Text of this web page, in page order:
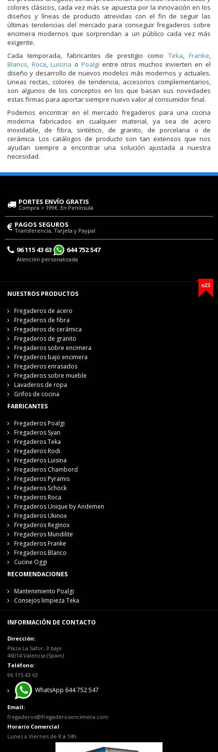
colores clásicos, cada vez más se apuesta por la innovación en los
diseños y líneas de producto atrevidas con el fin de seguir las
últimas tendencias del mercado para conseguir fregaderos sobre
encimera modernos que sorprendan a un público cada vez más
exigente.
Cada temporada, fabricantes de prestigio como Teka,Franke,
Blanco, Roca, Luisina o Poalgi entre otros muchos invierten en el
diseño y desarrollo de nuevos modelos más modernos y actuales.
Lineas rectas, colores de tendencia, accesorios complementarios,
son algunos de los conceptos en los que basan sus novedades
estas firmas para aportar siempre nuevo valor al consumidor final.
Podemos encontrar en el mercado fregaderos para una cocina
moderna fabricados en cualquier material, ya sea de acero
inoxidable, de fibra, sintético, de granito, de porcelana o de
cerámica. Los catálogos de producto son tan extensos que nos
ayudan siempre a encontrar una solución ajustada a nuestra
necesidad.
PORTES ENVÍO GRATIS
Compra > 199€. En Península
PAGOS SEGUROS
Transferencia, Tarjeta y Paypal
96 115 43 63 644 752 547
Atención personalizada
e23
NUESTROS PRODUCTOS
Fregaderos de acero
Fregaderos de fibra
Fregaderos de cerámica
Fregaderos de granito
Fregaderos sobre encimera
Fregaderos bajo encimera
Fregaderos enrasados
Fregaderos sobre mueble
Lavaderos de ropa
Grifos de cocina
FABRICANTES
Fregaderos Poalgi
Fregaderos Syan
Fregaderos Teka
Fregaderos Rodi
Fregaderos Luisina
Fregaderos Chambord
Fregaderos Pyramis
Fregaderos Schock
Fregaderos Roca
Fregaderos Unique by Andemen
Fregaderos Ukinox
Fregaderos Reginox
Fregaderos Mundilite
Fregaderos Franke
Fregaderos Blanco
Cucine Oggi
RECOMENDACIONES
Mantenimiento Poalgi
Consejos limpieza Teka
INFORMACIÓN DE CONTACTO
Dirección:
Plaza La Safor, 3 bajo
46014 Valencia (Spain)
Teléfono:
96 115 43 63
WhatsApp 644 752 547
Email:
fregaderos@fregaderosencimera.com
Horario Comercial
Lunes a Viernes de 8 a 14h.